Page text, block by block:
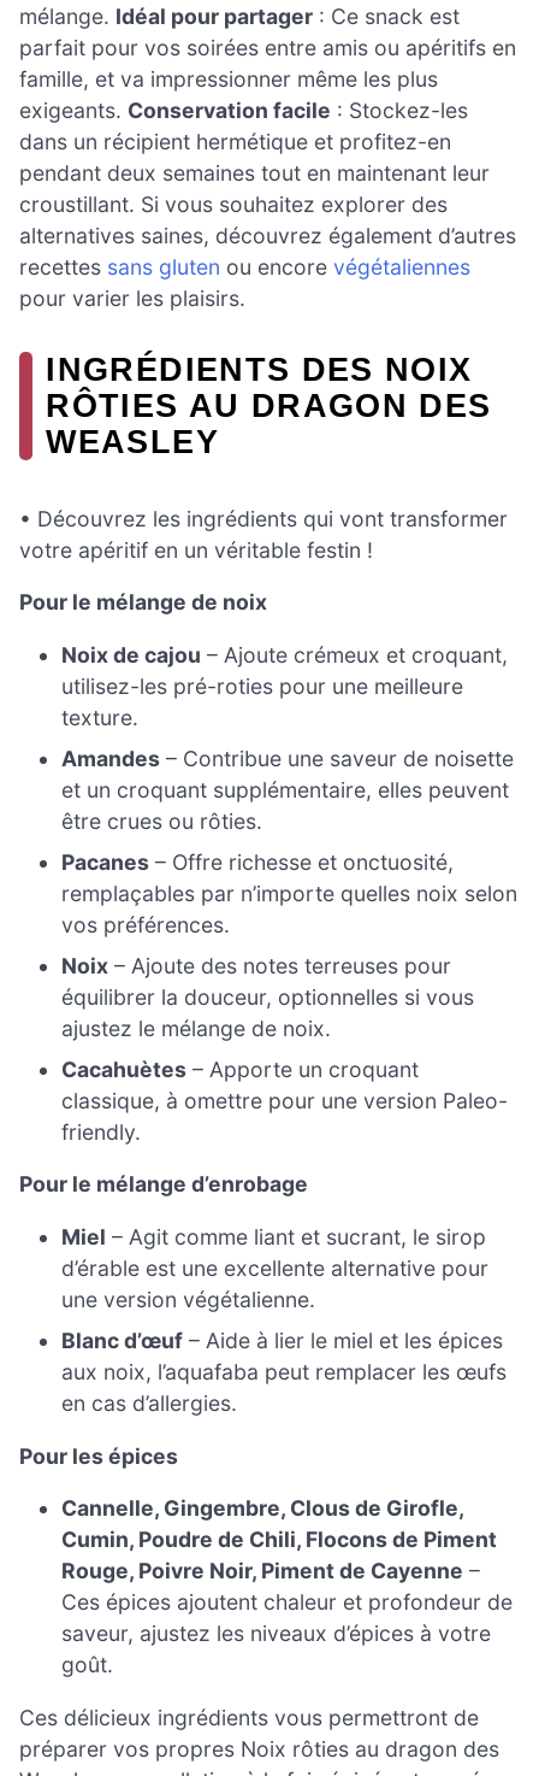
mélange. Idéal pour partager : Ce snack est
parfait pour vos soirées entre amis ou apéritifs en
famille, et va impressionner même les plus
exigeants. Conservation facile : Stockez-les
dans un récipient hermétique et profitez-en
pendant deux semaines tout en maintenant leur
croustillant. Si vous souhaitez explorer des
alternatives saines, découvrez également d’autres
recettes sans gluten ou encore végétaliennes
pour varier les plaisirs.
INGRÉDIENTS DES NOIX
RÔTIES AU DRAGON DES
WEASLEY
• Découvrez les ingrédients qui vont transformer
votre apéritif en un véritable festin !
Pour le mélange de noix
Noix de cajou – Ajoute crémeux et croquant,
utilisez-les pré-roties pour une meilleure
texture.
Amandes – Contribue une saveur de noisette
et un croquant supplémentaire, elles peuvent
être crues ou rôties.
Pacanes – Offre richesse et onctuosité,
remplaçables par n’importe quelles noix selon
vos préférences.
Noix – Ajoute des notes terreuses pour
équilibrer la douceur, optionnelles si vous
ajustez le mélange de noix.
Cacahuètes – Apporte un croquant
classique, à omettre pour une version Paleo-
friendly.
Pour le mélange d’enrobage
Miel – Agit comme liant et sucrant, le sirop
d’érable est une excellente alternative pour
une version végétalienne.
Blanc d’œuf – Aide à lier le miel et les épices
aux noix, l’aquafaba peut remplacer les œufs
en cas d’allergies.
Pour les épices
Cannelle, Gingembre, Clous de Girofle,
Cumin, Poudre de Chili, Flocons de Piment
Rouge, Poivre Noir, Piment de Cayenne –
Ces épices ajoutent chaleur et profondeur de
saveur, ajustez les niveaux d’épices à votre
goût.
Ces délicieux ingrédients vous permettront de
préparer vos propres Noix rôties au dragon des